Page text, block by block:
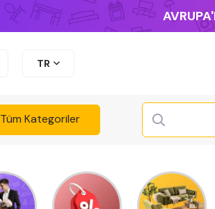
TR
Tüm Kategoriler